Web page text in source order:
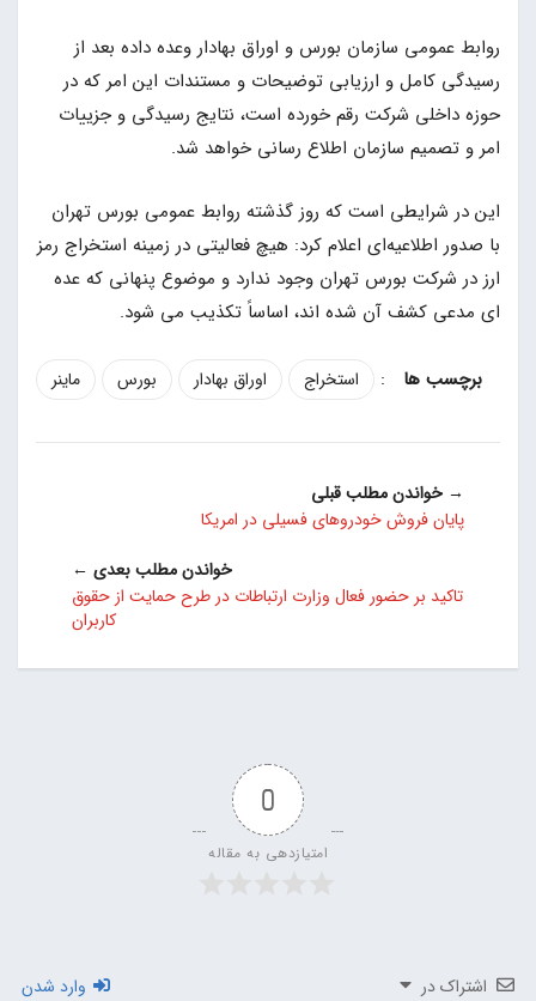
روابط عمومی سازمان بورس و اوراق بهادار وعده داده بعد از
رسیدگی کامل و ارزیابی توضیحات و مستندات این امر که در
حوزه داخلی شرکت رقم خورده است، نتایج رسیدگی و جزییات
امر و تصمیم سازمان اطلاع رسانی خواهد شد.
این در شرایطی است که روز گذشته روابط عمومی بورس تهران
با صدور اطلاعیه‌ای اعلام کرد: هیچ فعالیتی در زمینه استخراج رمز
ارز در شرکت بورس تهران وجود ندارد و موضوع پنهانی که عده
ای مدعی کشف آن شده اند، اساساً تکذیب می شود.
: استخراج اوراق بهادار بورس ماینر
→ خواندن مطلب قبلی
پایان فروش خودروهای فسیلی در امریکا
خواندن مطلب بعدی ←
تاکید بر حضور فعال وزارت ارتباطات در طرح حمایت از حقوق
کاربران
0
امتیازدهی به مقاله
اشتراک در وارد شدن